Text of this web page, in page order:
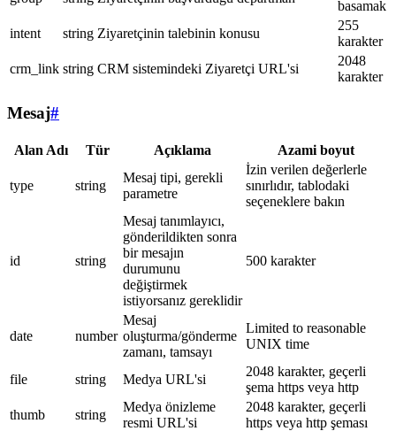
basamak
intent
string Ziyaretçinin talebinin konusu
255
karakter
crm_link string CRM sistemindeki Ziyaretçi URL'si
2048
karakter
Mesaj#
Alan Adı Tür Açıklama Azami boyut
type string
Mesaj tipi, gerekli
parametre
İzin verilen değerlerle
sınırlıdır, tablodaki
seçeneklere bakın
id string
Mesaj tanımlayıcı,
gönderildikten sonra
bir mesajın
durumunu
değiştirmek
istiyorsanız gereklidir
500 karakter
date number
Mesaj
oluşturma/gönderme
zamanı, tamsayı
Limited to reasonable
UNIX time
file string Medya URL'si
2048 karakter, geçerli
şema https veya http
thumb
string
Medya önizleme
resmi URL'si
2048 karakter, geçerli
https veya http şeması